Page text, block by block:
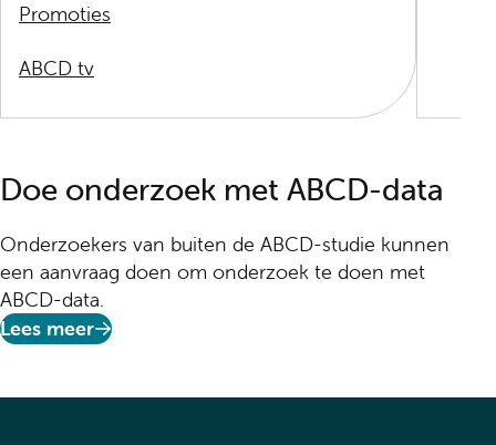
Promoties
ABCD tv
Doe onderzoek met ABCD-data
Onderzoekers van buiten de ABCD-studie kunnen
een aanvraag doen om onderzoek te doen met
ABCD-data.
Lees meer